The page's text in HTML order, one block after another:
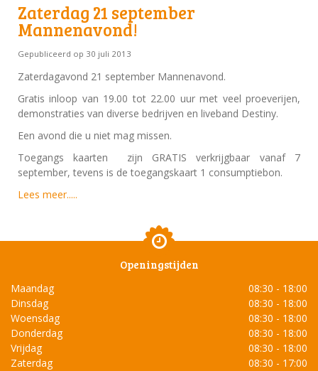
Zaterdag 21 september
Mannenavond!
Gepubliceerd op 30 juli 2013
Zaterdagavond 21 september Mannenavond.
Gratis inloop van 19.00 tot 22.00 uur met veel proeverijen,
demonstraties van diverse bedrijven en liveband Destiny.
Een avond die u niet mag missen.
Toegangs kaarten zijn GRATIS verkrijgbaar vanaf 7
september, tevens is de toegangskaart 1 consumptiebon.
Lees meer.....
Openingstijden
Maandag
08:30 - 18:00
Dinsdag
08:30 - 18:00
Woensdag
08:30 - 18:00
Donderdag
08:30 - 18:00
Vrijdag
08:30 - 18:00
Zaterdag
08:30 - 17:00